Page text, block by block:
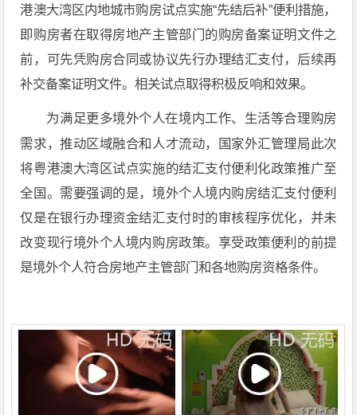
港澳大湾区内地城市购房试点实施“先结后补”便利措施，
即购房者在取得房地产主管部门的购房备案证明文件之
前，可先凭购房合同或协议先行办理结汇支付，后续再
补交备案证明文件。相关试点取得积极反响和效果。
为满足更多境外个人在境内工作、生活等合理购房
需求，推动区域融合和人才流动，国家外汇管理局此次
将粤港澳大湾区试点实施的结汇支付便利化政策推广至
全国。需要强调的是，境外个人境内购房结汇支付便利
仅是在银行办理资金结汇支付时的审核程序优化，并未
改变现行境外个人境内购房政策。享受政策便利的前提
是境外个人符合房地产主管部门和各地购房资格条件。